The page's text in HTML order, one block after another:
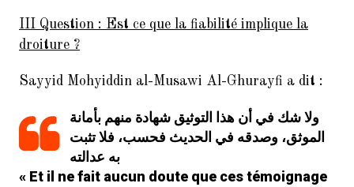
III Question : Est ce que la fiabilité implique la
droiture ?
Sayyid Mohyiddin al-Musawi Al-Ghurayfi a dit :
ولا شك في أن هذا التوثيق شهادة منهم بأمانة
الموثق، وصدقه في الحديث فحسب، فلا تثبت
به عدالته
« Et il ne fait aucun doute que ces témoignage